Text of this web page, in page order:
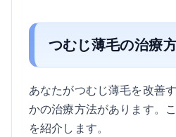
つむじ薄毛の治療
あなたがつむじ薄毛を改善
かの治療方法があります。
を紹介します。